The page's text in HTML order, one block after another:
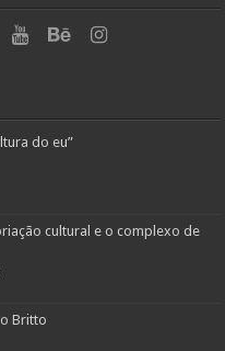
do eu”
cultural e o complexo de
Britto